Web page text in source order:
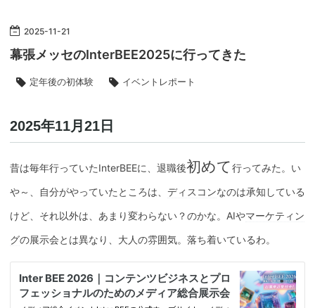
2025-11-21
幕張メッセのInterBEE2025に行ってきた
定年後の初体験 イベントレポート
2025年11月21日
昔は毎年行っていたInterBEEに、退職後初めて行ってみた。い
や～、自分がやっていたところは、 ディスコンなのは承知している
けど、それ以外は、あまり変わらない？のかな。AIやマーケティン
グの展示会とは異なり、大人の雰囲気。落ち着いているわ。